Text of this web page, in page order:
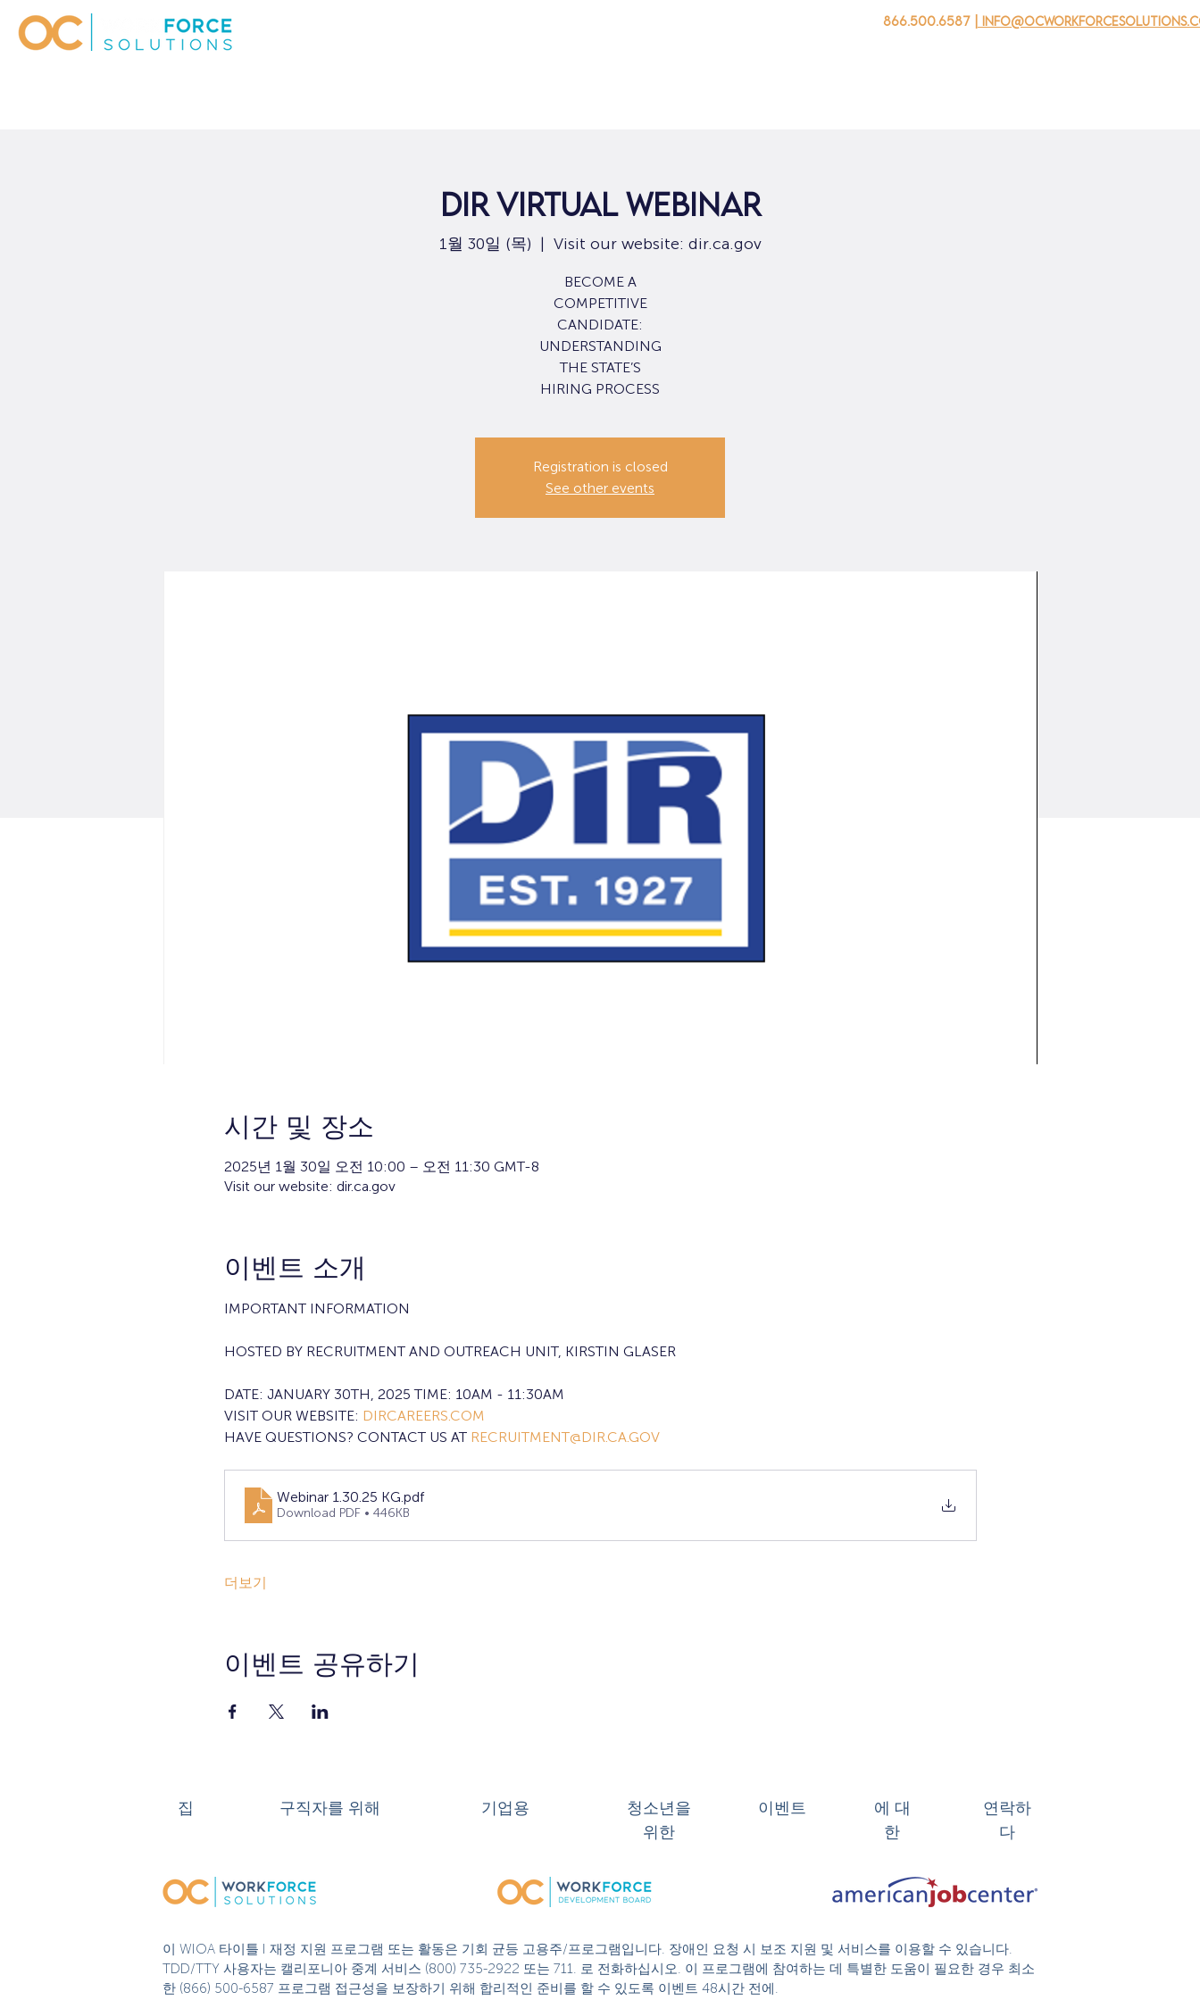
866.500.6587 |
DIR Virtual Webinar
1월 30일 (목)
  |
Visit our website: dir.ca.gov
BECOME A
COMPETITIVE
CANDIDATE:
UNDERSTANDING
THE STATE’S
HIRING PROCESS
Registration is closed
See other events
시간 및 장소
2025년 1월 30일 오전 10:00 – 오전 11:30 GMT-8
Visit our website: dir.ca.gov
이벤트 소개
IMPORTANT INFORMATION
HOSTED BY RECRUITMENT AND OUTREACH UNIT, KIRSTIN GLASER
DATE: JANUARY 30TH, 2025 TIME: 10AM - 11:30AM
VISIT OUR WEBSITE: DIRCAREERS.COM
HAVE QUESTIONS? CONTACT US AT RECRUITMENT@DIR.CA.GOV
Webinar 1.30.25 KG.pdf
Download PDF • 446KB
더보기
이벤트 공유하기
집 구직자를 위해 기업용
청소년을
위한
이벤트
에 대
한
연락하
다
이 WIOA 타이틀 I 재정 지원 프로그램 또는 활동은 기회 균등 고용주/프로그램입니다. 장애인 요청 시 보조 지원 및 서비스를 이용할 수 있습니다.
TDD/TTY 사용자는 캘리포니아 중계 서비스 (800) 735-2922 또는 711. 로 전화하십시오. 이 프로그램에 참여하는 데 특별한 도움이 필요한 경우 최소
한 (866) 500-6587 프로그램 접근성을 보장하기 위해 합리적인 준비를 할 수 있도록 이벤트 48시간 전에.